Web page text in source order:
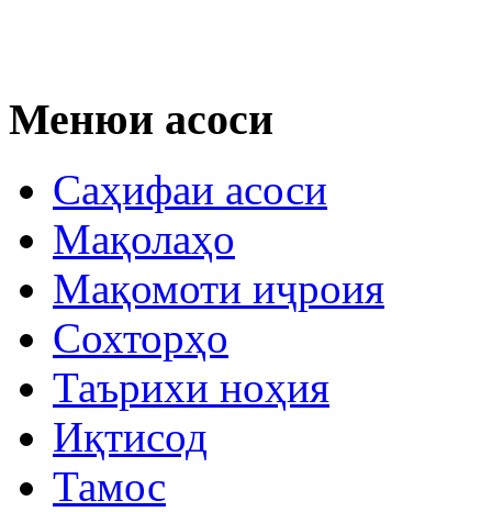
Менюи асоси
Саҳифаи асоси
Мақолаҳо
Мақомоти иҷроия
Сохторҳо
Таърихи ноҳия
Иқтисод
Тамос